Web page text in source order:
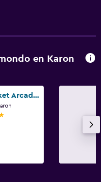
en Karon
Pullman Phuket Arcadia Karon Beach Resort